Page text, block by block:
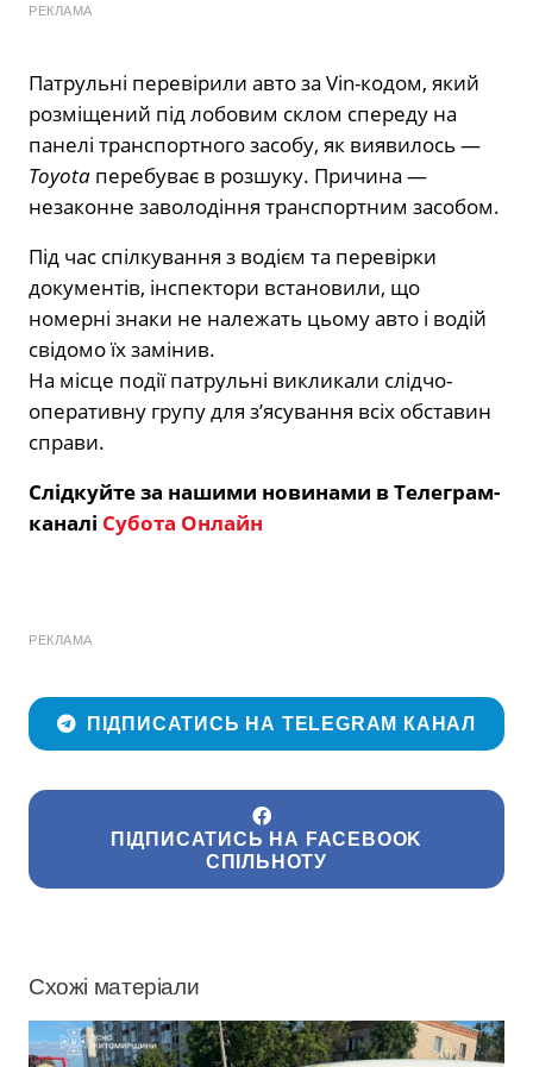
РЕКЛАМА
Патрульні перевірили авто за Vin-кодом, який
розміщений під лобовим склом спереду на
панелі транспортного засобу, як виявилось —
Toyota перебуває в розшуку. Причина —
незаконне заволодіння транспортним засобом.
Під час спілкування з водієм та перевірки
документів, інспектори встановили, що
номерні знаки не належать цьому авто і водій
свідомо їх замінив.
На місце події патрульні викликали слідчо-
оперативну групу для з’ясування всіх обставин
справи.
Слідкуйте за нашими новинами в Телеграм-
каналі Субота Онлайн
РЕКЛАМА
ПІДПИСАТИСЬ НА TELEGRAM КАНАЛ
ПІДПИСАТИСЬ НА FACEBOOK
СПІЛЬНОТУ
Схожі матеріали